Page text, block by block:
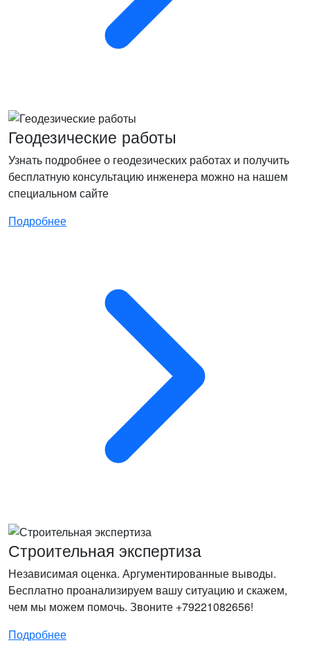
Геодезические работы
Узнать подробнее о геодезических работах и получить
бесплатную консультацию инженера можно на нашем
специальном сайте
Подробнее
Строительная экспертиза
Независимая оценка. Аргументированные выводы.
Бесплатно проанализируем вашу ситуацию и скажем,
чем мы можем помочь. Звоните +79221082656!
Подробнее